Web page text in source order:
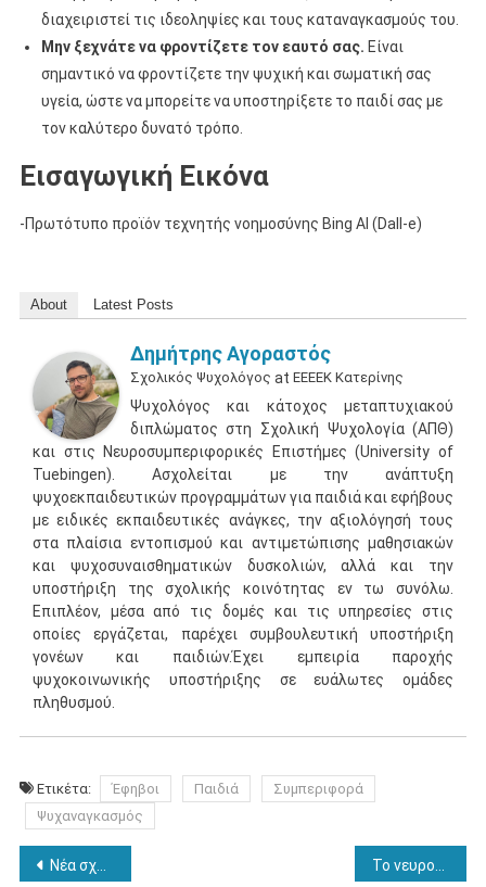
διαχειριστεί τις ιδεοληψίες και τους καταναγκασμούς του.
Μην ξεχνάτε να φροντίζετε τον εαυτό σας. Είναι
σημαντικό να φροντίζετε την ψυχική και σωματική σας
υγεία, ώστε να μπορείτε να υποστηρίξετε το παιδί σας με
τον καλύτερο δυνατό τρόπο.
Εισαγωγική Εικόνα
-Πρωτότυπο προϊόν τεχνητής νοημοσύνης Bing AI (Dall-e)
About Latest Posts
Δημήτρης Αγοραστός
Σχολικός Ψυχολόγος at ΕΕΕΕΚ Κατερίνης
Ψυχολόγος και κάτοχος μεταπτυχιακού
διπλώματος στη Σχολική Ψυχολογία (ΑΠΘ)
και στις Νευροσυμπεριφορικές Επιστήμες (University of
Tuebingen). Ασχολείται με την ανάπτυξη
ψυχοεκπαιδευτικών προγραμμάτων για παιδιά και εφήβους
με ειδικές εκπαιδευτικές ανάγκες, την αξιολόγησή τους
στα πλαίσια εντοπισμού και αντιμετώπισης μαθησιακών
και ψυχοσυναισθηματικών δυσκολιών, αλλά και την
υποστήριξη της σχολικής κοινότητας εν τω συνόλω.
Επιπλέον, μέσα από τις δομές και τις υπηρεσίες στις
οποίες εργάζεται, παρέχει συμβουλευτική υποστήριξη
γονέων και παιδιών.Έχει εμπειρία παροχής
ψυχοκοινωνικής υποστήριξης σε ευάλωτες ομάδες
πληθυσμού.
Ετικέτα: Έφηβοι Παιδιά
Συμπεριφορά
Ψυχαναγκασμός
Πλοήγηση
Νέα σχολική χρονιά: πως μπορούμε να υποστηρίξουμε τους μαθητές στο ξεκίνημά τους;